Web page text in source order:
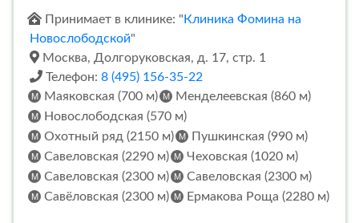
Принимает в клинике: "Клиника Фомина на
Новослободской"
Москва, Долгоруковская, д. 17, стр. 1
Телефон: 8 (495) 156-35-22
Маяковская (700 м)
Менделеевская (860 м)
Новослободская (570 м)
Охотный ряд (2150 м)
Пушкинская (990 м)
Савеловская (2290 м)
Чеховская (1020 м)
Савеловская (2300 м)
Савеловская (2300 м)
Савёловская (2300 м)
Ермакова Роща (2280 м)